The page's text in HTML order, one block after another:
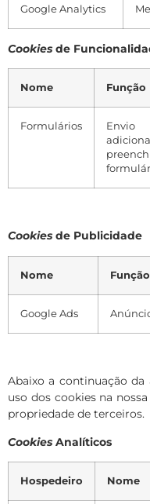
Google Analytics
Cookies de
Nome Função
Formulários
Envio
Cookies de Publicidade
Nome Função
Google Ads
Abaixo a continuação da
uso dos cookiesna nossa
propriedade de terceiros.
Cookies Analíticos
Hospedeiro Nome